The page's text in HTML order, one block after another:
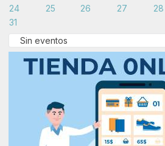
24
25 26 27 28
31
Sin eventos